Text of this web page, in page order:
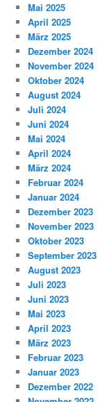
Mai 2025
April 2025
März 2025
Dezember 2024
November 2024
Oktober 2024
August 2024
Juli 2024
Juni 2024
Mai 2024
April 2024
März 2024
Februar 2024
Januar 2024
Dezember 2023
November 2023
Oktober 2023
September 2023
August 2023
Juli 2023
Juni 2023
Mai 2023
April 2023
März 2023
Februar 2023
Januar 2023
Dezember 2022